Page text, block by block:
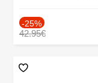
-25%
42.95€